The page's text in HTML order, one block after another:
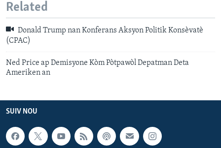
Related
Donald Trump nan Konferans Aksyon Politik Konsèvatè
(CPAC)
Ned Price ap Demisyone Kòm Pòtpawòl Depatman Deta
Ameriken an
SUIV NOU